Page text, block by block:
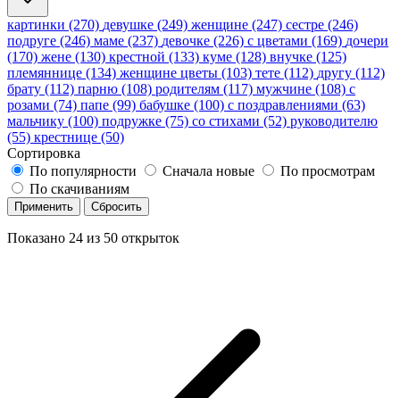
картинки (270) девушке (249) женщине (247) сестре (246)
подруге (246) маме (237) девочке (226) с цветами (169) дочери
(170) жене (130) крестной (133) куме (128) внучке (125)
племяннице (134) женщине цветы (103) тете (112) другу (112)
брату (112) парню (108) родителям (117) мужчине (108) с
розами (74) папе (99) бабушке (100) с поздравлениями (63)
мальчику (100) подружке (75) со стихами (52) руководителю
(55) крестнице (50)
Сортировка
По популярности
Сначала новые
По просмотрам
По скачиваниям
Применить Сбросить
Показано 24 из 50 открыток